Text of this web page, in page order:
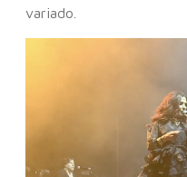
variado.